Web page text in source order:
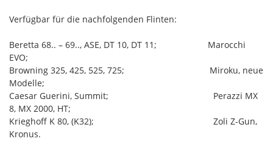
Verfügbar für die nachfolgenden Flinten:
Beretta 68.. – 69.., ASE, DT 10, DT 11; Marocchi
EVO;
Browning 325, 425, 525, 725; Miroku, neue
Modelle;
Caesar Guerini, Summit; Perazzi MX
8, MX 2000, HT;
Krieghoff K 80, (K32); Zoli Z-Gun,
Kronus.